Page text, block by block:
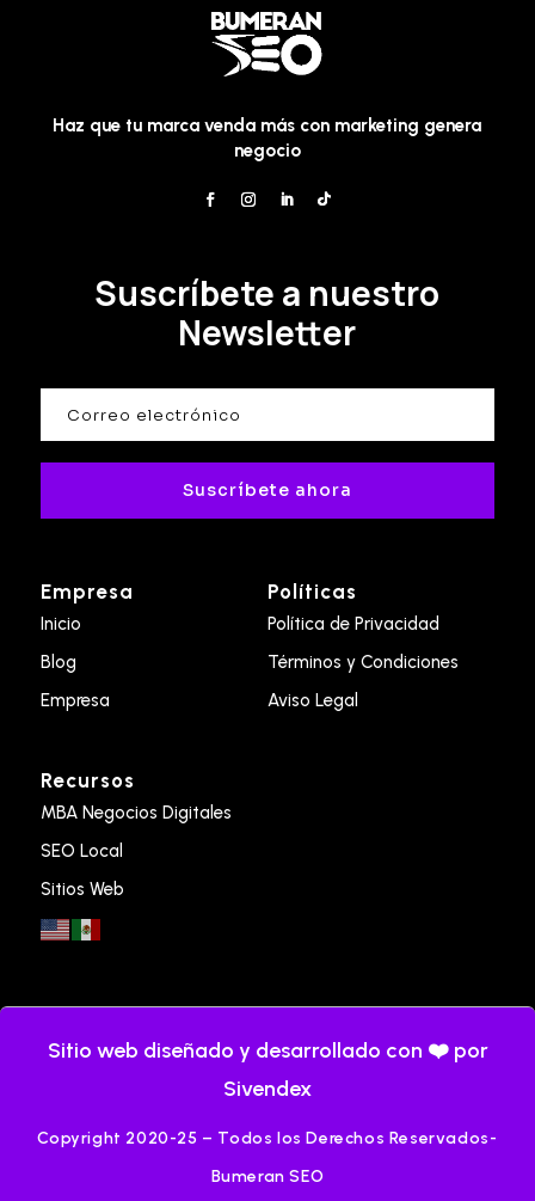
Haz que tu marca venda más con marketing genera
negocio
Suscríbete a nuestro
Newsletter
Suscríbete ahora
Empresa
Inicio
Blog
Empresa
Políticas
Política de Privacidad
Términos y Condiciones
Aviso Legal
Recursos
MBA Negocios Digitales
SEO Local
Sitios Web
Sitio web diseñado y desarrollado con ❤️ por
Sivendex
Copyright 2020-25 – Todos los Derechos Reservados-
Bumeran SEO